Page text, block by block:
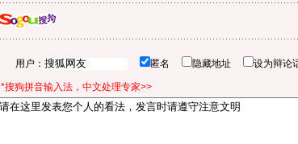
用户： 匿名 隐藏地址 设为辩论
*搜狗拼音输入法，中文处理专家>>